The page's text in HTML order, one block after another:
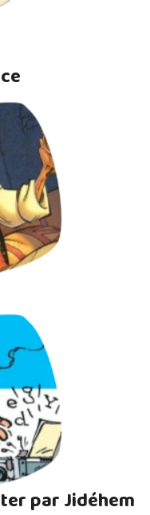
par Jidéhem